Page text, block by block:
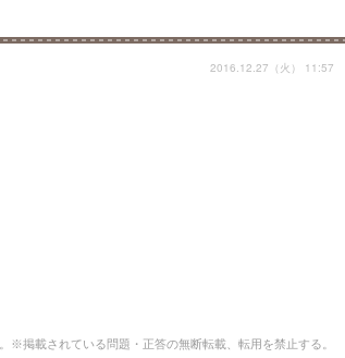
2016.12.27（火） 11:57
※掲載されている問題・正答の無断転載、転用を禁止する。